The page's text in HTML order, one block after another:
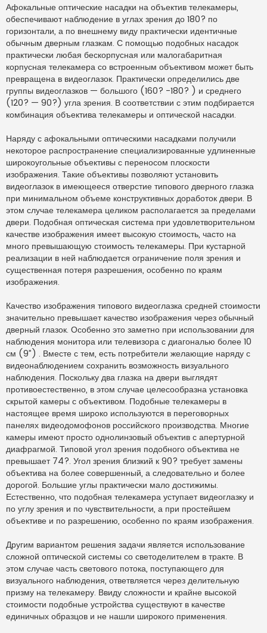
Афокальные оптические насадки на объектив телекамеры,
обеспечивают наблюдение в углах зрения до 180? по
горизонтали, а по внешнему виду практически идентичные
обычным дверным глазкам. С помощью подобных насадок
практически любая бескорпусная или малогабаритная
корпусная телекамера со встроенным объективом может быть
превращена в видеоглазок. Практически определились две
группы видеоглазков — большого (160? -180? ) и среднего
(120? — 90?) угла зрения. В соответствии с этим подбирается
комбинация объектива телекамеры и оптической насадки.
Наряду с афокальными оптическими насадками получили
некоторое распространение специализированные удлиненные
широкоугольные объективы с переносом плоскости
изображения. Такие объективы позволяют установить
видеоглазок в имеющееся отверстие типового дверного глазка
при минимальном объеме конструктивных доработок двери. В
этом случае телекамера целиком располагается за пределами
двери. Подобная оптическая система при удовлетворительном
качестве изображения имеет высокую стоимость, часто на
много превышающую стоимость телекамеры. При кустарной
реализации в ней наблюдается ограничение поля зрения и
существенная потеря разрешения, особенно по краям
изображения.
Качество изображения типового видеоглазка средней стоимости
значительно превышает качество изображения через обычный
дверный глазок. Особенно это заметно при использовании для
наблюдения монитора или телевизора с диагональю более 10
см (9”) . Вместе с тем, есть потребители желающие наряду с
видеонаблюдением сохранить возможность визуального
наблюдения. Поскольку два глазка на двери выглядят
противоестественно, в этом случае целесообразна установка
скрытой камеры с объективом. Подобные телекамеры в
настоящее время широко используются в переговорных
панелях видеодомофонов российского производства. Многие
камеры имеют просто однолинзовый объектив с апертурной
диафрагмой. Типовой угол зрения подобного объектива не
превышает 74?. Угол зрения близкий к 90? требует замены
объектива на более совершенный, а следовательно и более
дорогой. Большие углы практически мало достижимы.
Естественно, что подобная телекамера уступает видеоглазку и
по углу зрения и по чувствительности, а при простейшем
объективе и по разрешению, особенно по краям изображения.
Другим вариантом решения задачи является использование
сложной оптической системы со светоделителем в тракте. В
этом случае часть светового потока, поступающего для
визуального наблюдения, ответвляется через делительную
призму на телекамеру. Ввиду сложности и крайне высокой
стоимости подобные устройства существуют в качестве
единичных образцов и не нашли широкого применения.